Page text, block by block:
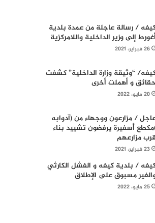
/ رسالة عاجلة من عمدة بلدية
إلى وزير الداخلية واللامركزية
26 فبراير، 2021
“وثيقة وزارة الداخلية” كشفت
حقائق و أهملت أخرى
20 مايو، 2022
/ مزارعون ووجهاء من (آدوابه
أسفيرة يرفضون تشييد بناء
قرب مزارعهم
23 فبراير، 2021
/ بلدية كيفه و الفشل الكارثي
مسبوق على الإطلاق
25 مايو، 2022